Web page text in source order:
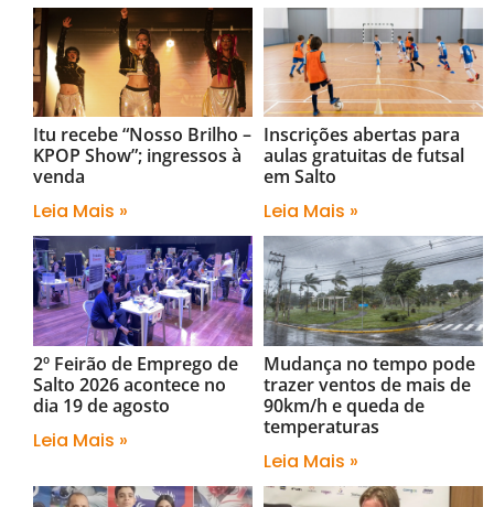
Itu recebe “Nosso Brilho –
KPOP Show”; ingressos à
venda
Leia Mais »
Inscrições abertas para
aulas gratuitas de futsal
em Salto
Leia Mais »
2º Feirão de Emprego de
Salto 2026 acontece no
dia 19 de agosto
Leia Mais »
Mudança no tempo pode
trazer ventos de mais de
90km/h e queda de
temperaturas
Leia Mais »